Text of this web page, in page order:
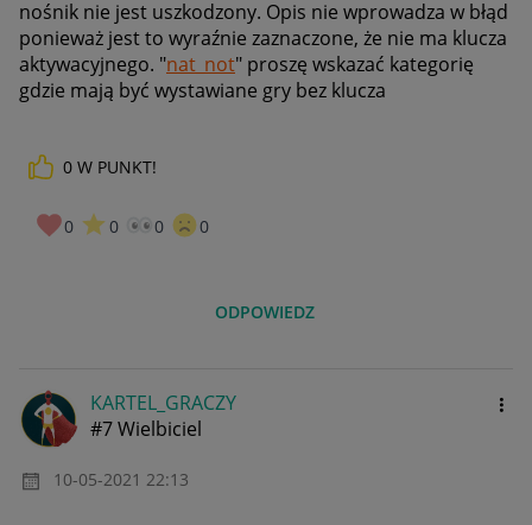
nośnik nie jest uszkodzony. Opis nie wprowadza w błąd
ponieważ jest to wyraźnie zaznaczone, że nie ma klucza
aktywacyjnego. "nat_not" proszę wskazać kategorię
gdzie mają być wystawiane gry bez klucza
0 W PUNKT!
0 0 0 0
ODPOWIEDZ
KARTEL_GRACZY
#7 Wielbiciel
‎10-05-2021 22:13